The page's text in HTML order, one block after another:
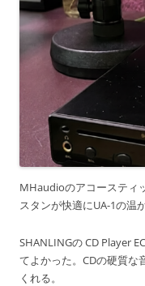
MHaudioのアコースティ
スタンが快適にUA-1の温
SHANLINGの CD Player
てよかった。CDの硬質
くれる。